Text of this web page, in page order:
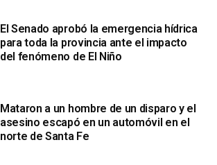
El Senado aprobó la emergencia hídrica
para toda la provincia ante el impacto
del fenómeno de El Niño
Mataron a un hombre de un disparo y el
asesino escapó en un automóvil en el
norte de Santa Fe